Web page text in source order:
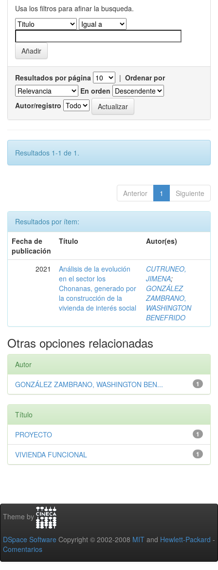
Usa los filtros para afinar la busqueda.
Resultados por página | Ordenar por
En orden
Autor/registro
Resultados 1-1 de 1.
Anterior 1 Siguiente
Resultados por ítem:
Fecha de
publicación
Título Autor(es)
2021
Análisis de la evolución
en el sector los
Chonanas, generado por
la construcción de la
vivienda de interés social
CUTRUNEO,
JIMENA;
GONZÁLEZ
ZAMBRANO,
WASHINGTON
BENEFRIDO
Otras opciones relacionadas
Autor
1
GONZÁLEZ ZAMBRANO, WASHINGTON BEN...
Título
1
PROYECTO
1
VIVIENDA FUNCIONAL
Theme by
DSpace Software Copyright © 2002-2008 MIT and Hewlett-Packard -
Comentarios